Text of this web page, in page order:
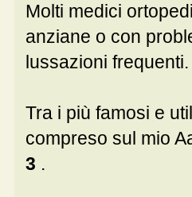
Molti medici
anziane o con
lussazioni frequenti.
Tra i più famosi e
compreso sul mio
3 .